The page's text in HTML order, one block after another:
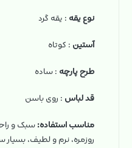
نوع یقه : یقه گرد
آستین : کوتاه
طرح پارچه : ساده
قد لباس : روی باسن
مناسب استفاده:سبک و
روزمره، نرم و لطیف،